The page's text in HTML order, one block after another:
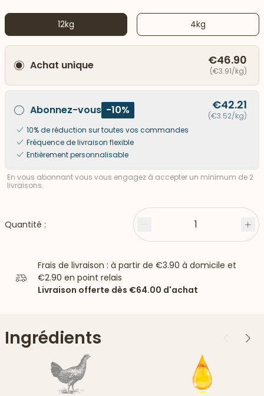
vers le bas
12kg 4kg
Achat unique €46.90
(€3.91/kg)
Abonnez-vous -10% €42.21
(€3.52/kg)
10% de réduction sur toutes vos commandes
Fréquence de livraison flexible
Entièrement personnalisable
En vous abonnant vous vous engagez à accepter un minimum de 2
livraisons.
Quantité : Moins 1
Frais de livraison : à partir de €3.90 à domicile et
€2.90 en point relais
Livraison offerte dès €64.00 d'achat
Ingrédients Précédent